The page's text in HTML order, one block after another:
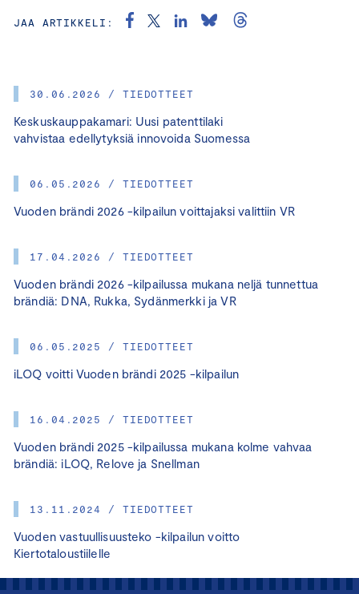
30.06.2026 / TIEDOTTEET
Keskuskauppakamari: Uusi patenttilaki
vahvistaa edellytyksiä innovoida Suomessa
06.05.2026 / TIEDOTTEET
Vuoden brändi 2026 -kilpailun voittajaksi valittiin VR
17.04.2026 / TIEDOTTEET
Vuoden brändi 2026 -kilpailussa mukana neljä tunnettua
brändiä: DNA, Rukka, Sydänmerkki ja VR
06.05.2025 / TIEDOTTEET
iLOQ voitti Vuoden brändi 2025 -kilpailun
16.04.2025 / TIEDOTTEET
Vuoden brändi 2025 -kilpailussa mukana kolme vahvaa
brändiä: iLOQ, Relove ja Snellman
13.11.2024 / TIEDOTTEET
Vuoden vastuullisuusteko -kilpailun voitto
Kiertotaloustiilelle
JAA ARTIKKELI: